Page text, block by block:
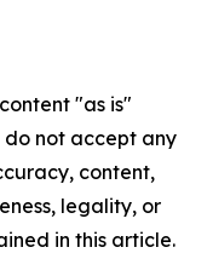
"as is"
not accept any
content,
legality, or
in this article.